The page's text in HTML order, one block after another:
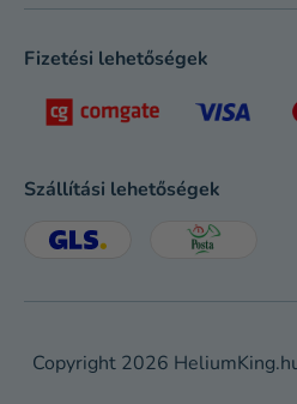
Fizetési lehetőségek
Szállítási lehetőségek
Copyright 2026